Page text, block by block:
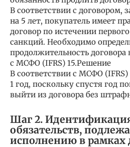
В соответствии с договором,
на 5 лет, покупатель имеет
договор по истечении
санкций. Необходимо
продолжительность договора
с МСФО (IFRS) 15.Решение
В соответствии с МСФО
1 год, поскольку спустя год
выйти из договора без
Шаг 2.
обязательств,
исполнению в рамках